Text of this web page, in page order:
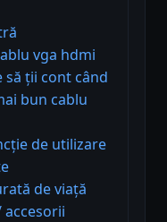
vga hdmi
să ții cont când
bun cablu
de utilizare
de viață